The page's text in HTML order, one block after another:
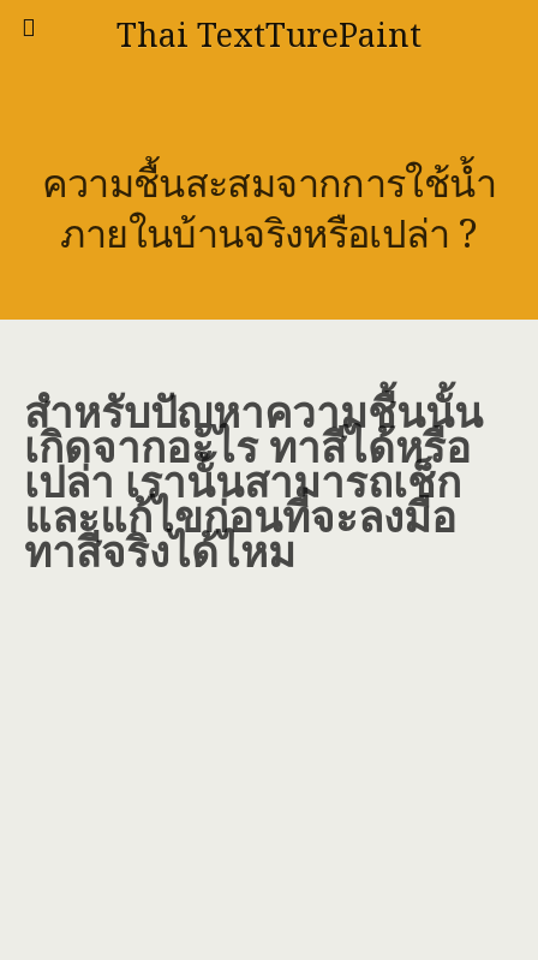
Thai TextTurePaint
ความชื้นสะสมจากการใช้น้ำ
ภายในบ้านจริงหรือเปล่า ?
สำหรับปัญหาความชื้นนั้น
เกิดจากอะไร ทาสีได้หรือ
เปล่า เรานั้นสามารถเช็ก
และแก้ไขก่อนที่จะลงมือ
ทาสีจริงได้ไหม